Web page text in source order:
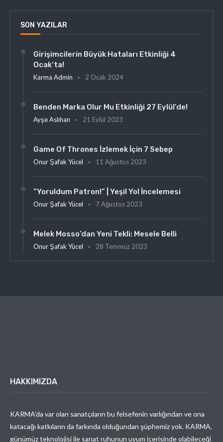
SON YAZILAR
Girişimcilerin Büyük Hataları Etkinliği 4
Ocak’ta!
Karma Admin 2 Ocak 2024
Benden Marka Olur Mu Etkinliği 27 Eylül’de!
Ayşe Aslıhan 21 Eylül 2023
Game Of Thrones İzlemek İçin 7 Sebep
Onur Şafak Yücel 11 Ağustos 2023
“Yoruldum Patron!” | Yeşil Yol İncelemesi
Onur Şafak Yücel 7 Ağustos 2023
Melek Mosso’dan Yeni Tekli: Mesele Belli
Onur Şafak Yücel 28 Temmuz 2023
HAKKIMIZDA
KARMA’da var olan sanatçıların bu felsefenin varlığından ve ona
katacağı katkıların da farkında olduğundan şüphemiz yok. KARMA,
günümüz teknolojisi ile sanat ruhunun uyum içerisinde olabileceği